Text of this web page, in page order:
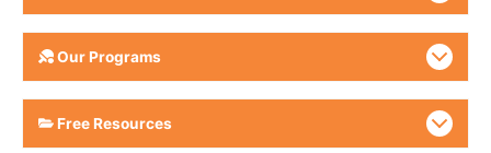
Our Programs
Free Resources